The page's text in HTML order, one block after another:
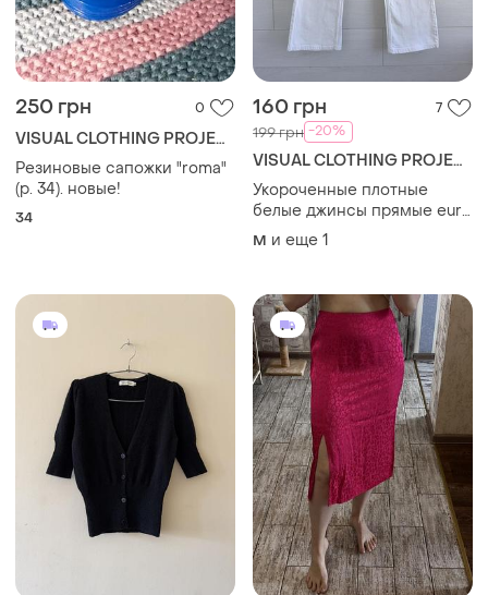
250 грн 0
VISUAL CLOTHING PROJECT
Резиновые сапожки "roma"
(р. 34). новые!
34
160 грн 7
199 грн -20%
VISUAL CLOTHING PROJECT
Укороченные плотные
белые джинсы прямые eur
40 р.97 12 р. visual clothing
project высокая посадка
M и еще 1